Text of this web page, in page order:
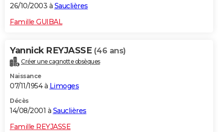
26/10/2003 à Sauclières
Famille GUIBAL
Yannick REYJASSE (46 ans)
Créer une cagnotte obsèques
Naissance
07/11/1954 à Limoges
Décès
14/08/2001 à Sauclières
Famille REYJASSE